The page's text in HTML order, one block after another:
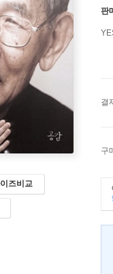
즈비교
판
결
구